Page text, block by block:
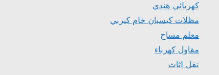
كهربائي هندي
مظلات كيسبان خام كيربي
معلم مساح
مقاول كهرباء
نقل اثاث